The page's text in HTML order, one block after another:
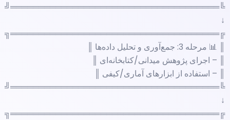
╚═════════════════════════════════════╝
↓
╔═════════════════════════════════════╗
║ 📊 مرحله 3: جمع‌آوری و تحلیل داده‌ها ║
║ – اجرای پژوهش میدانی/کتابخانه‌ای ║
║ – استفاده از ابزارهای آماری/کیفی ║
╚═════════════════════════════════════╝
↓
╔═════════════════════════════════════╗